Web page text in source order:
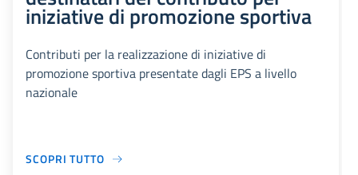
iniziative di promozione sportiva
Contributi per la realizzazione di iniziative di
promozione sportiva presentate dagli EPS a livello
nazionale
SCOPRI TUTTO